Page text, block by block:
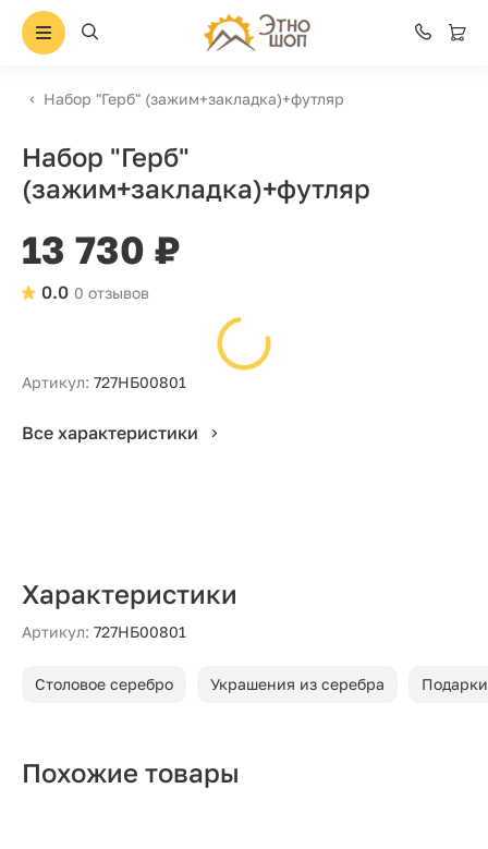
Набор "Герб" (зажим+закладка)+футляр
Набор "Герб"
(зажим+закладка)+футляр
13 730 ₽
0 отзывов
0.0
Артикул: 727НБ00801
Все характеристики
Характеристики
Артикул: 727НБ00801
Столовое серебро Украшения из серебра
Похожие товары